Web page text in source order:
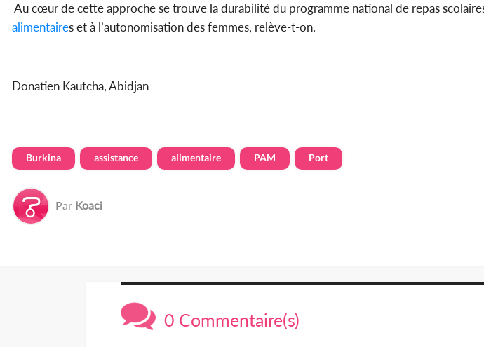
Au cœur de cette approche se trouve la durabilité du programme national de repas
alimentaires et à l’autonomisation des femmes, relève-t-on.
Donatien Kautcha, Abidjan
Burkina assistance alimentaire PAM Port
Par Koaci
0 Commentaire(s)